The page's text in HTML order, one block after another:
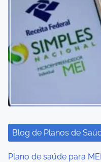
Blog de Planos de
Plano de saúde para